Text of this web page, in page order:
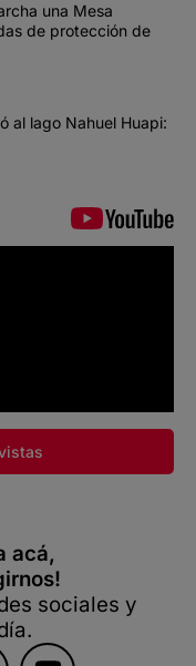
una Mesa
de protección de
al lago Nahuel Huapi:
acá,
sociales y